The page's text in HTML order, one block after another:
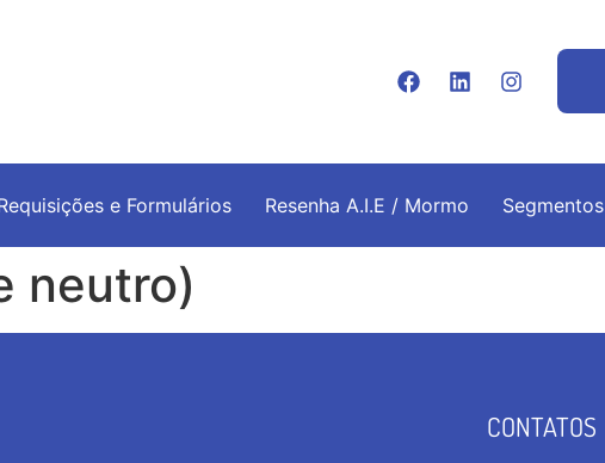
e Formulários Resenha A.I.E / Mormo Segmentos
neutro)
CONTATOS